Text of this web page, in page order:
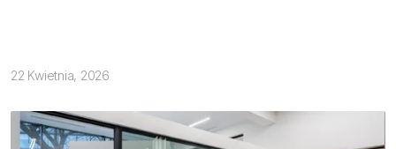
22 Kwietnia, 2026